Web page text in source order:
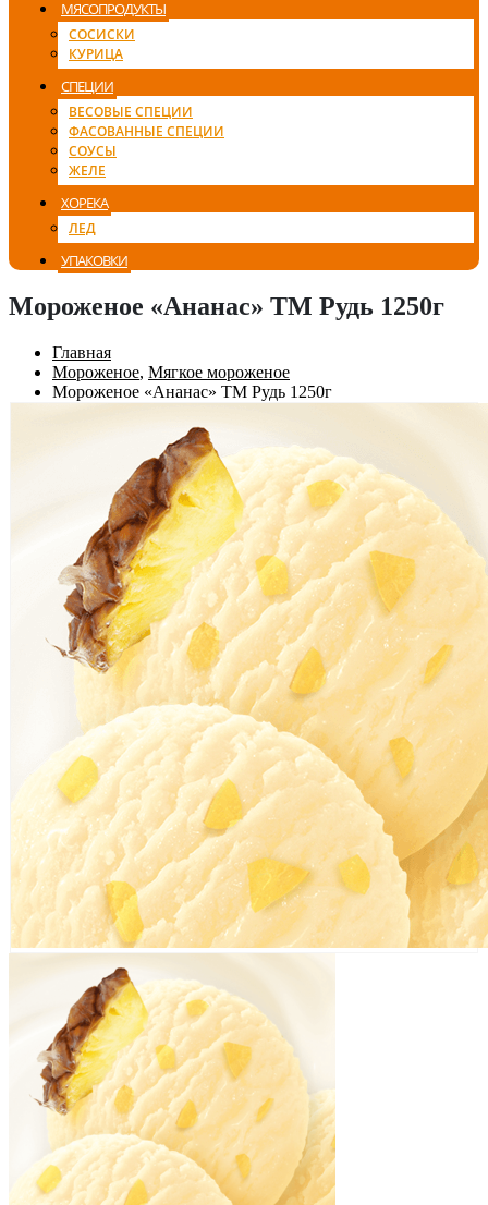
МЯСОПРОДУКТЫ
СОСИСКИ
КУРИЦА
СПЕЦИИ
ВЕСОВЫЕ СПЕЦИИ
ФАСОВАННЫЕ СПЕЦИИ
СОУСЫ
ЖЕЛЕ
ХОРЕКА
ЛЕД
УПАКОВКИ
Мороженое «Ананас» ТМ Рудь 1250г
Главная
Мороженое, Мягкое мороженое
Мороженое «Ананас» ТМ Рудь 1250г